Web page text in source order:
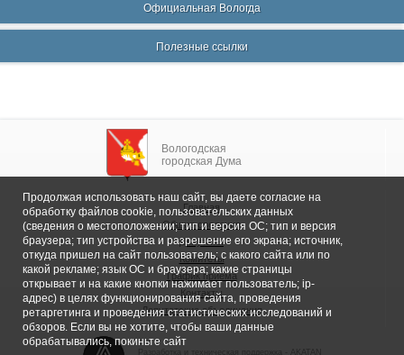
Официальная Вологда
Полезные ссылки
Вологодская
городская Дума
Главная
Общие сведения
Депутаты
Комитеты
График приема
Контакты
Депутатские объединения
Продолжая использовать наш сайт, вы даете согласие на
обработку файлов cookie, пользовательских данных
(сведения о местоположении; тип и версия ОС; тип и версия
браузера; тип устройства и разрешение его экрана; источник,
откуда пришел на сайт пользователь; с какого сайта или по
какой рекламе; язык ОС и браузера; какие страницы
открывает и на какие кнопки нажимает пользователь; ip-
адрес) в целях функционирования сайта, проведения
ретаргетинга и проведения статистических исследований и
обзоров. Если вы не хотите, чтобы ваши данные
обрабатывались, покиньте сайт